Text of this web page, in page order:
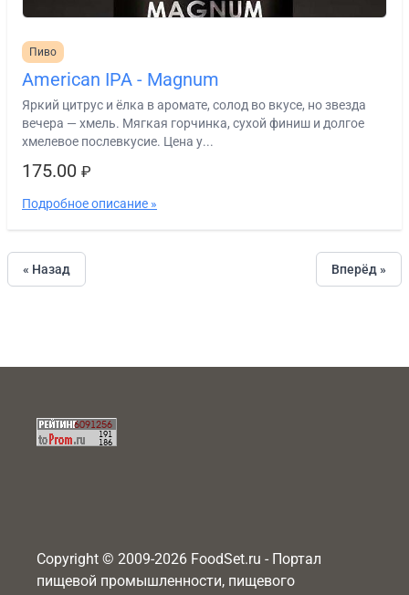
Пиво
American IPA - Magnum
Яркий цитрус и ёлка в аромате, солод во вкусе, но звезда
вечера — хмель. Мягкая горчинка, сухой финиш и долгое
хмелевое послевкусие. Цена у...
175.00 ₽
Подробное описание »
« Назад Вперёд »
Copyright © 2009-2026 FoodSet.ru - Портал
пищевой промышленности, пищевого